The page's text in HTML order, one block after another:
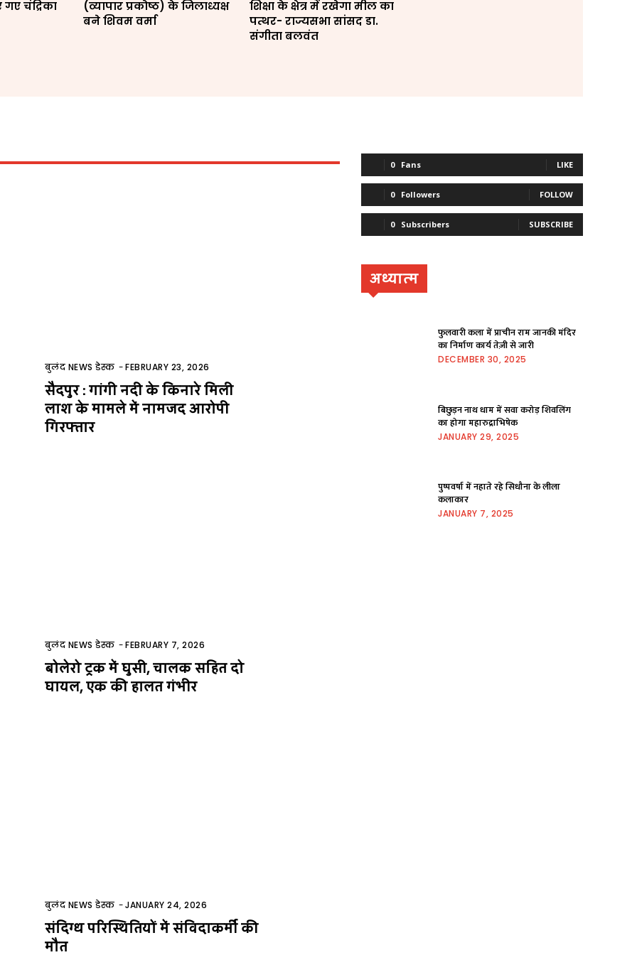
चंद्रिका
(व्यापार प्रकोष्ठ) के जिलाध्यक्ष
बने शिवम वर्मा
शिक्षा के क्षेत्र में रखेगा मील का
पत्थर- राज्यसभा सांसद डा.
संगीता बलवंत
बुलंद NEWS डेस्क - FEBRUARY 23, 2026
सैदपुर : गांगी नदी के किनारे मिली
लाश के मामले में नामजद आरोपी
गिरफ्तार
बुलंद NEWS डेस्क - FEBRUARY 7, 2026
बोलेरो ट्रक में घुसी, चालक सहित दो
घायल, एक की हालत गंभीर
बुलंद NEWS डेस्क - JANUARY 24, 2026
संदिग्ध परिस्थितियों में संविदाकर्मी की
मौत
0 Fans LIKE
0 Followers FOLLOW
0 Subscribers SUBSCRIBE
अध्यात्म
फुलवारी कला में प्राचीन राम जानकी मंदिर
का निर्माण कार्य तेज़ी से जारी
DECEMBER 30, 2025
बिछुड़न नाथ धाम में सवा करोड़ शिवलिंग
का होगा महारुद्राभिषेक
JANUARY 29, 2025
पुष्पवर्षा में नहाते रहे सिधौना के लीला
कलाकार
JANUARY 7, 2025